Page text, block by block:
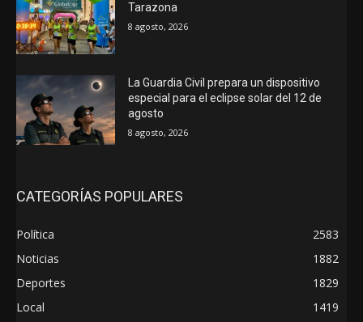
Tarazona
8 agosto, 2026
La Guardia Civil prepara un dispositivo
especial para el eclipse solar del 12 de
agosto
8 agosto, 2026
CATEGORÍAS POPULARES
Política
2583
Noticias
1882
Deportes
1829
Local
1419